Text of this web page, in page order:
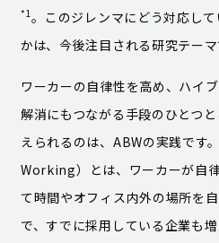
*1。このジレンマにどう対応し
かは、今後注目される研究テーマ
ワーカーの自律性を高め、ハイ
解消にもつながる手段のひとつ
えられるのは、ABWの実践で
Working）とは、ワーカーが自
て時間やオフィス内外の場所を
で、すでに採用している企業も